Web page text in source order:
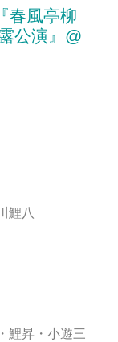
春風亭柳
公演』@
鯉八
鯉昇・小遊三